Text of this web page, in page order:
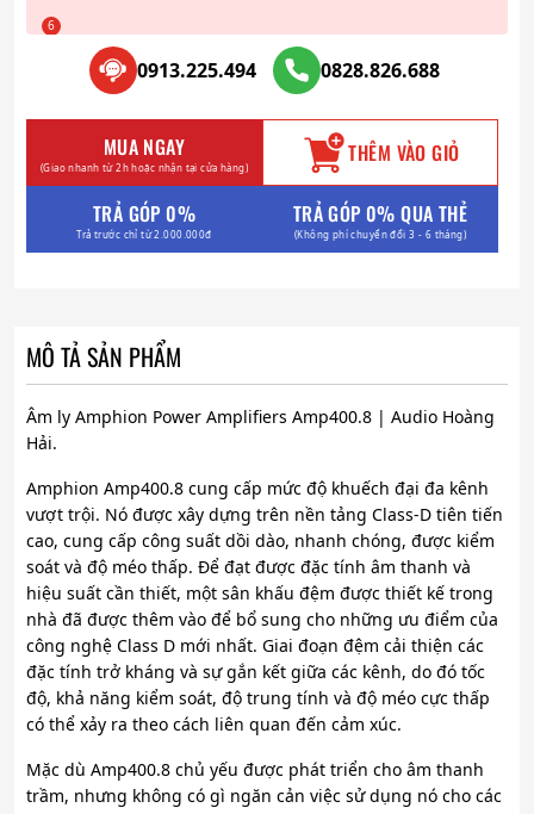
0913.225.494 0828.826.688
MUA NGAY
(Giao nhanh từ 2h hoặc nhận tại cửa hàng) THÊM VÀO GIỎ
TRẢ GÓP 0%
Trả trước chỉ từ 2.000.000đ
TRẢ GÓP 0% QUA THẺ
(Không phí chuyển đổi 3 - 6 tháng)
MÔ TẢ SẢN PHẨM
Âm ly Amphion Power Amplifiers Amp400.8 | Audio Hoàng
Hải.
Amphion Amp400.8 cung cấp mức độ khuếch đại đa kênh
vượt trội. Nó được xây dựng trên nền tảng Class-D tiên tiến
cao, cung cấp công suất dồi dào, nhanh chóng, được kiểm
soát và độ méo thấp. Để đạt được đặc tính âm thanh và
hiệu suất cần thiết, một sân khấu đệm được thiết kế trong
nhà đã được thêm vào để bổ sung cho những ưu điểm của
công nghệ Class D mới nhất. Giai đoạn đệm cải thiện các
đặc tính trở kháng và sự gắn kết giữa các kênh, do đó tốc
độ, khả năng kiểm soát, độ trung tính và độ méo cực thấp
có thể xảy ra theo cách liên quan đến cảm xúc.
Mặc dù Amp400.8 chủ yếu được phát triển cho âm thanh
trầm, nhưng không có gì ngăn cản việc sử dụng nó cho các